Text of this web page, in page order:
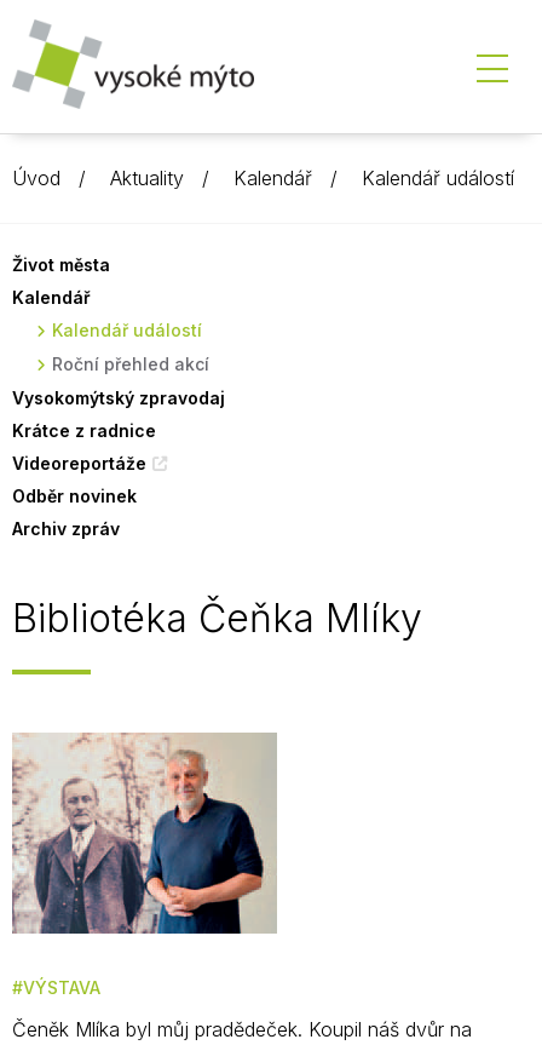
Úvod Aktuality Kalendář Kalendář událostí
Život města
Kalendář
Kalendář událostí
Roční přehled akcí
Vysokomýtský zpravodaj
Krátce z radnice
Videoreportáže
Odběr novinek
Archiv zpráv
Bibliotéka Čeňka Mlíky
VÝSTAVA
Čeněk Mlíka byl můj pradědeček. Koupil náš dvůr na